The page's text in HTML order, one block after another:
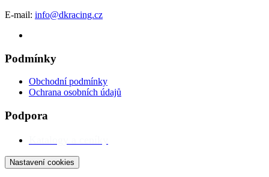
E-mail: info@dkracing.cz
Podmínky
Obchodní podmínky
Ochrana osobních údajů
Podpora
Nastavení cookies